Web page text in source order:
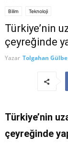
Bilim Teknoloji
Türkiye’nin
çeyreğinde
Yazar Tolgahan Gülbe
Türkiye’nin
çeyreğinde